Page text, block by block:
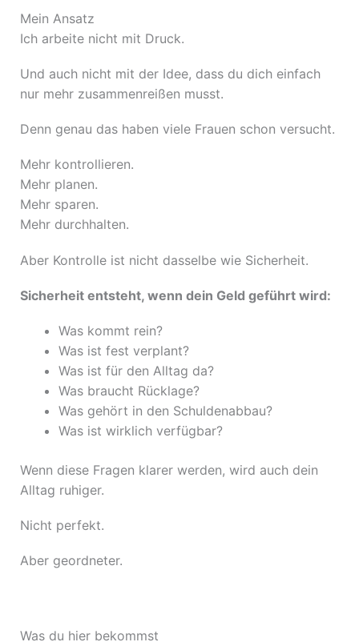
Mein Ansatz
Ich arbeite nicht mit Druck.
Und auch nicht mit der Idee, dass du dich einfach
nur mehr zusammenreißen musst.
Denn genau das haben viele Frauen schon versucht.
Mehr kontrollieren.
Mehr planen.
Mehr sparen.
Mehr durchhalten.
Aber Kontrolle ist nicht dasselbe wie Sicherheit.
Sicherheit entsteht, wenn dein Geld geführt wird:
Was kommt rein?
Was ist fest verplant?
Was ist für den Alltag da?
Was braucht Rücklage?
Was gehört in den Schuldenabbau?
Was ist wirklich verfügbar?
Wenn diese Fragen klarer werden, wird auch dein
Alltag ruhiger.
Nicht perfekt.
Aber geordneter.
Was du hier bekommst